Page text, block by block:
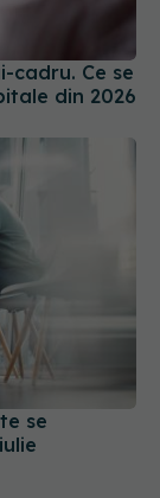
cadru. Ce se
din 2026
se